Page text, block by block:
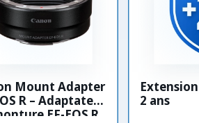
Mount Adapter
R – Adaptateur
EF-EOS R
2 ans